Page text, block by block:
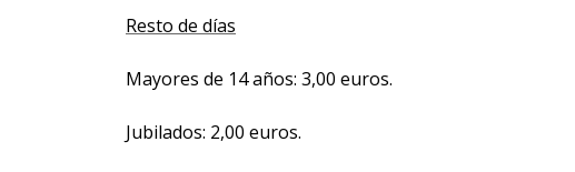
Resto de días
Mayores de 14 años: 3,00 euros.
Jubilados: 2,00 euros.